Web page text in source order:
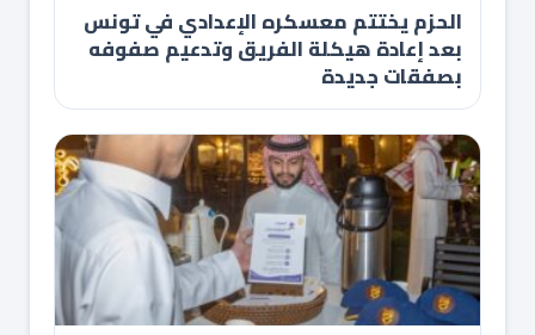
الحزم يختتم معسكره الإعدادي في تونس
بعد إعادة هيكلة الفريق وتدعيم صفوفه
بصفقات جديدة